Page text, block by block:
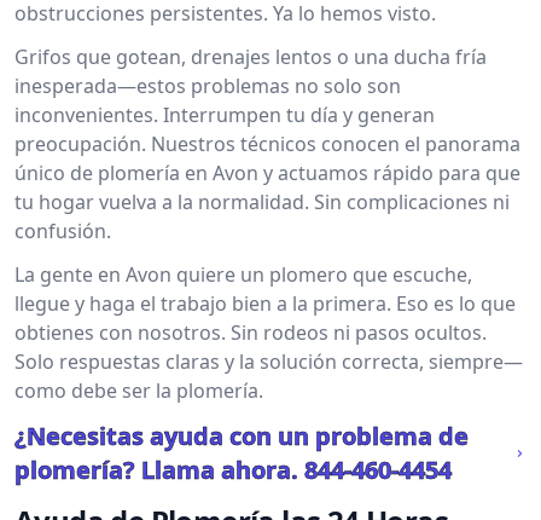
obstrucciones persistentes. Ya lo hemos visto.
Grifos que gotean, drenajes lentos o una ducha fría
inesperada—estos problemas no solo son
inconvenientes. Interrumpen tu día y generan
preocupación. Nuestros técnicos conocen el panorama
único de plomería en Avon y actuamos rápido para que
tu hogar vuelva a la normalidad. Sin complicaciones ni
confusión.
La gente en Avon quiere un plomero que escuche,
llegue y haga el trabajo bien a la primera. Eso es lo que
obtienes con nosotros. Sin rodeos ni pasos ocultos.
Solo respuestas claras y la solución correcta, siempre—
como debe ser la plomería.
¿Necesitas ayuda con un problema de
plomería? Llama ahora. 844-460-4454